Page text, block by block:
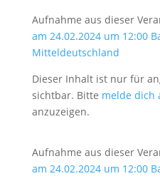
Aufnahme aus dieser
am 24.02.2024 um 12:00
Mitteldeutschland
Dieser Inhalt ist nur für
sichtbar. Bitte melde dich
anzuzeigen.
Aufnahme aus dieser
am 24.02.2024 um 12:00